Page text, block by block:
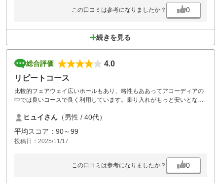
この口コミは参考になりましたか？ 0
続きを見る
総合評価
4.0
リピートコース
比較的フェアウェイ広いホールもあり、略性もああってアコーディアの
中では良いコースで良く利用しています。乗り入れがもっと安いとなお
ヒュイさん （男性 / 40代）
平均スコア：90～99
投稿日：2025/11/17
この口コミは参考になりましたか？ 0